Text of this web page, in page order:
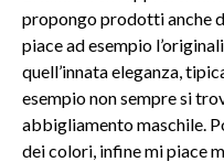
propongo prodotti anche
piace ad esempio
quell’innata eleganza,
esempio non sempre si
abbigliamento maschile.
dei colori, infine mi piace